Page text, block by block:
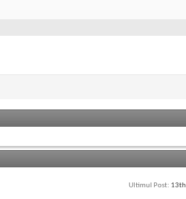
Ultimul Post: